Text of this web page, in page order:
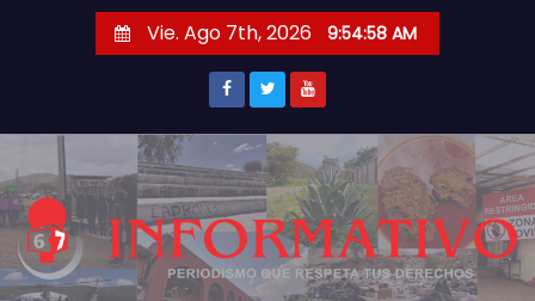
r
a
c
Vie. Ago 7th, 2026 9:54:59 AM